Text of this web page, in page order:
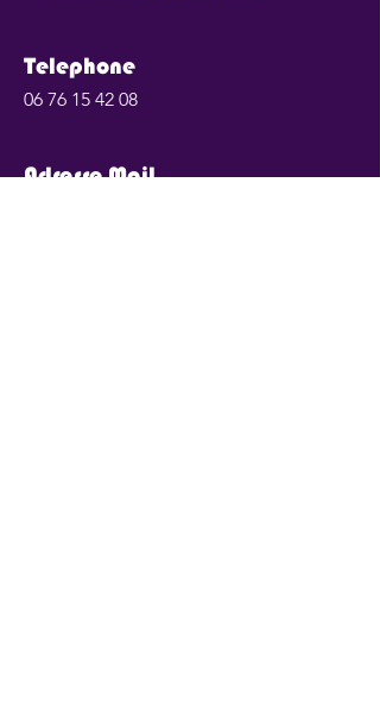
Telephone
06 76 15 42 08
Adresse Mail